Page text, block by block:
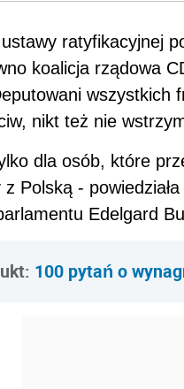
ustawy ratyfikacyjnej
koalicja rządowa
wszystkich
nikt też nie
dla osób, które
z Polską -
Edelgard
100 pytań o